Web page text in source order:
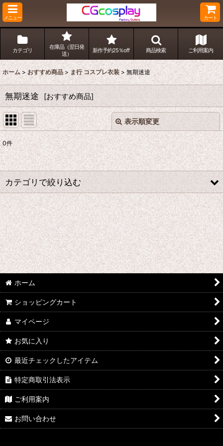
メニュー カート
カテゴリ
在庫品（翌日発
送）
新作予約25％off 商品検索 ご利用案内
ホーム > おすすめ商品 > ま行 コスプレ衣装 > 無期迷途
無期迷途 [おすすめ商品]
表示順変更
表示数:
並び順:
絞り込む
閉じる
0件
カテゴリで絞り込む
ま行 コスプレ衣装 (全商品)
魔法少女ノ魔女裁判
無期迷途
魔法少女にあこがれて
魔法使いの約束
明治東亰恋伽
マギ
魔法少女まどか☆マギカ
未来日記
機巧少女は傷つかない
魔弾の王と戦姫
ホーム
ショッピングカート
マイページ
お気に入り
最近チェックしたアイテム
特定商取引法表示
ご利用案内
お問い合わせ